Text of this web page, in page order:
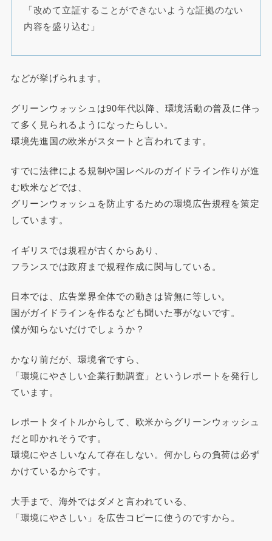
「改めて立証することができないような証拠のない
内容を盛り込む」
などが挙げられます。
グリーンウォッシュは90年代以降、環境活動の普及に伴っ
て多く見られるようになったらしい。
環境先進国の欧米がスタートと言われてます。
すでに法律による規制や国レベルのガイドライン作りが進
む欧米などでは、
グリーンウォッシュを防止するための環境広告規程を策定
しています。
イギリスでは規程が古くからあり、
フランスでは政府まで規程作成に関与している。
日本では、広告業界全体での動きは皆無に等しい。
国がガイドラインを作るなども聞いた事がないです。
僕が知らないだけでしょうか？
かなり前だが、環境省ですら、
「環境にやさしい企業行動調査」というレポートを発行し
ています。
レポートタイトルからして、欧米からグリーンウォッシュ
だと叩かれそうです。
環境にやさしいなんて存在しない。何かしらの負荷は必ず
かけているからです。
大手まで、海外ではダメと言われている、
「環境にやさしい」を広告コピーに使うのですから。